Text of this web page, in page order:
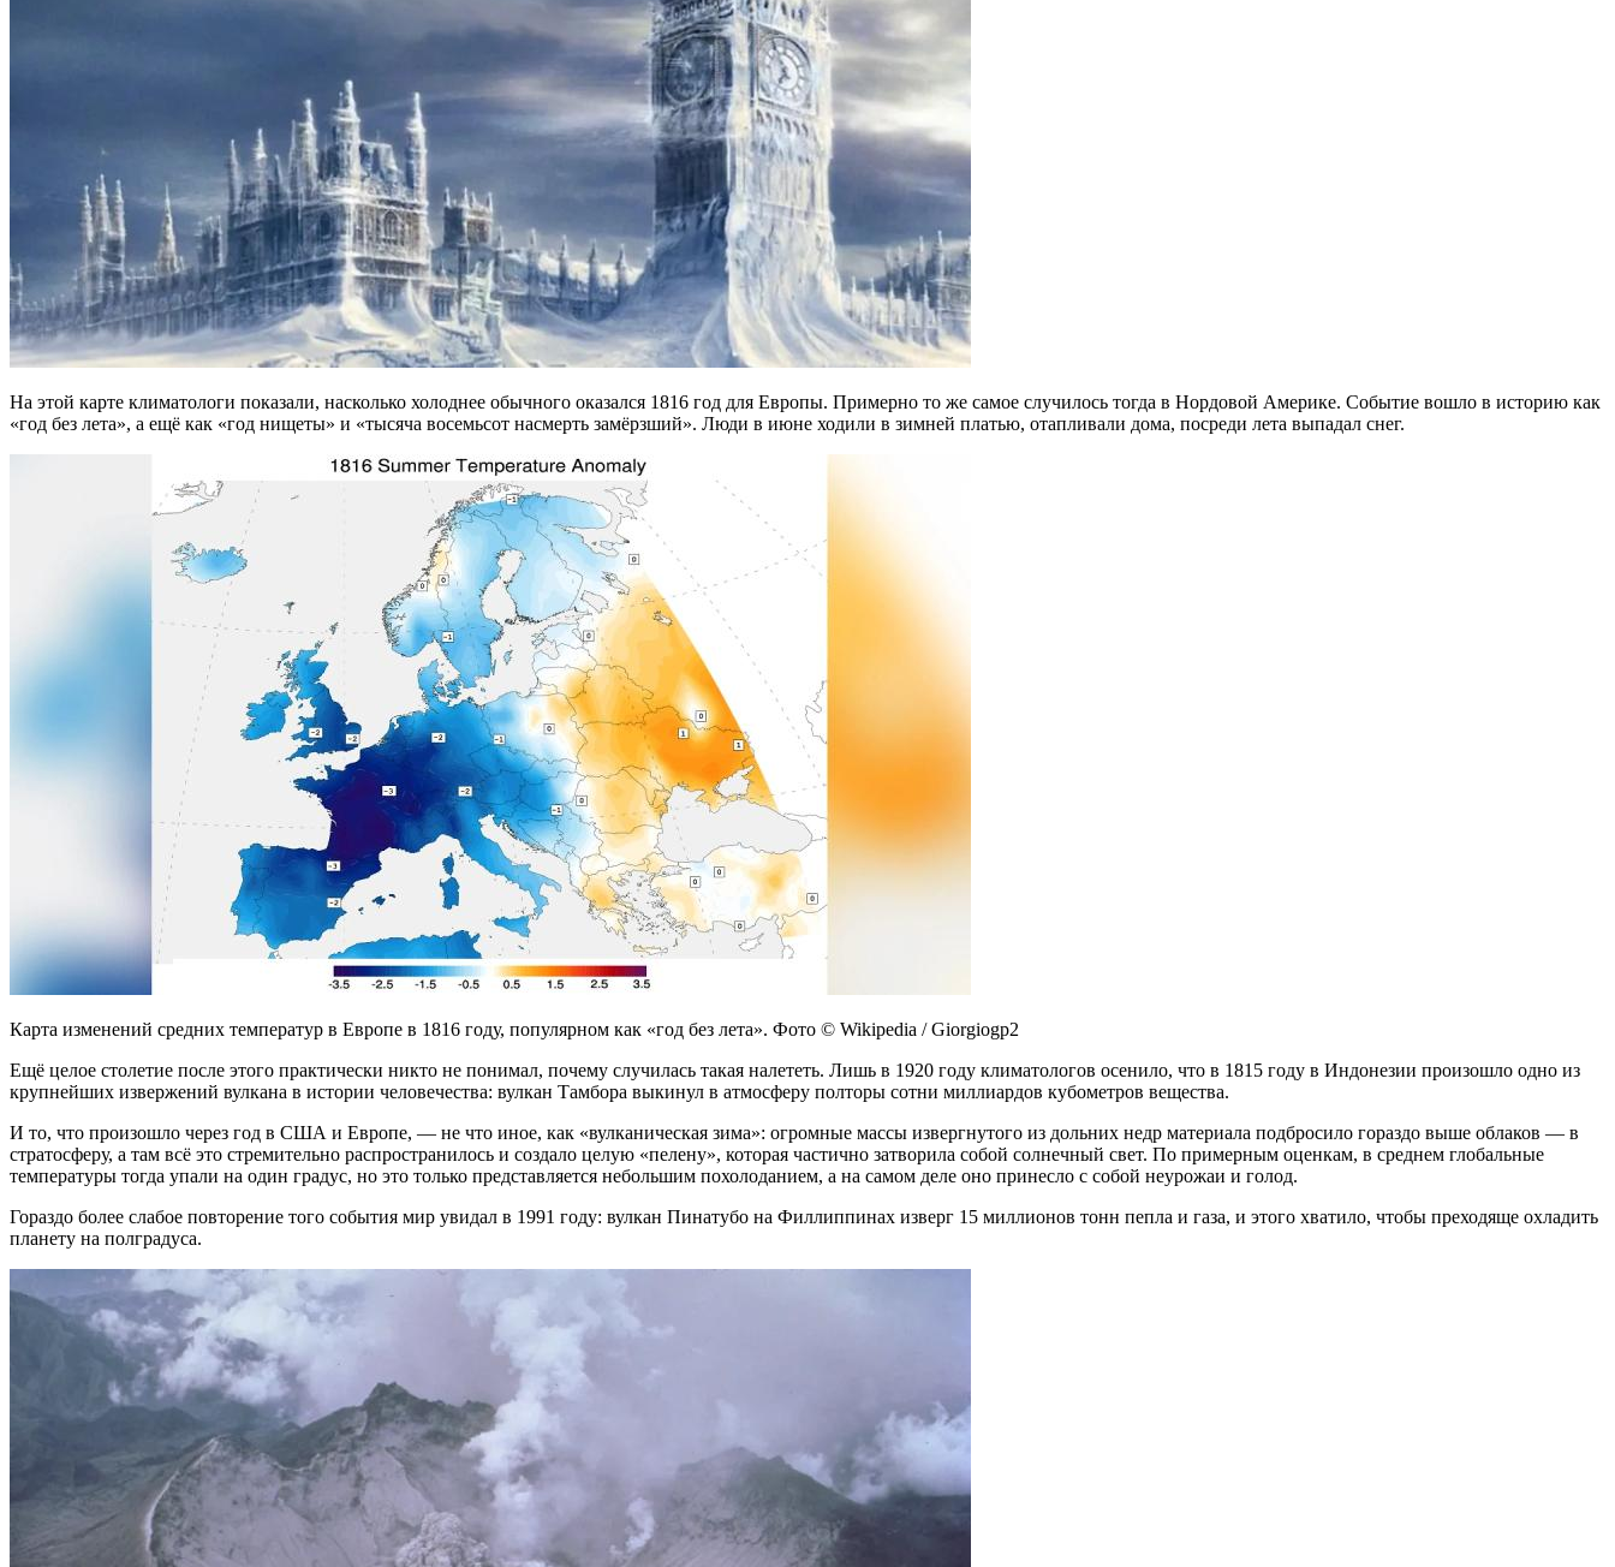
На этой карте климатологи показали, насколько холоднее обычного оказался 1816 год для Европы. Примерно то же самое случилось тогда в Нордовой Америке. Событие вошло в историю как
«год без лета», а ещё как «год нищеты» и «тысяча восемьсот насмерть замёрзший». Люди в июне ходили в зимней платью, отапливали дома, посреди лета выпадал снег.
Карта изменений средних температур в Европе в 1816 году, популярном как «год без лета». Фото © Wikipedia / Giorgiogp2
Ещё целое столетие после этого практически никто не понимал, почему случилась такая налететь. Лишь в 1920 году климатологов осенило, что в 1815 году в Индонезии произошло одно из
крупнейших извержений вулкана в истории человечества: вулкан Тамбора выкинул в атмосферу полторы сотни миллиардов кубометров вещества.
И то, что произошло через год в США и Европе, — не что иное, как «вулканическая зима»: огромные массы извергнутого из дольних недр материала подбросило гораздо выше облаков — в
стратосферу, а там всё это стремительно распространилось и создало целую «пелену», которая частично затворила собой солнечный свет. По примерным оценкам, в среднем глобальные
температуры тогда упали на один градус, но это только представляется небольшим похолоданием, а на самом деле оно принесло с собой неурожаи и голод.
Гораздо более слабое повторение того события мир увидал в 1991 году: вулкан Пинатубо на Филлиппинах изверг 15 миллионов тонн пепла и газа, и этого хватило, чтобы преходяще охладить
планету на полградуса.